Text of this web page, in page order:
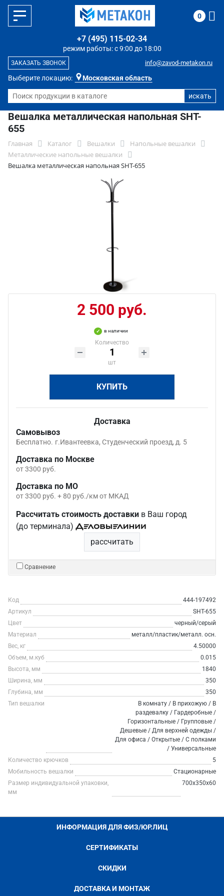
Выберите локацию: Московская область
режим работы: с 9:00 до 18:00
+7 (495) 115-02-34
info@zavod-metakon.ru
ЗАКАЗАТЬ ЗВОНОК
0
Вешалка металлическая напольная SHT-
655
Главная Каталог Вешалки
Напольные вешалки
Металлические напольные вешалки
Вешалка металлическая напольная SHT-655
2 500 руб.
в наличии
Количество
шт
КУПИТЬ
Доставка
Самовывоз
Бесплатно. г.Ивантеевка, Студенческий проезд, д. 5
Доставка по Москве
от 3300 руб.
Доставка по МО
от 3300 руб. + 80 руб./км от МКАД
Рассчитать стоимость доставки в Ваш город
(до терминала)
рассчитать
Сравнение
Код
444-197492
Артикул
SHT-655
Цвет
черный/серый
Материал
металл/пластик/металл. осн.
Вес, кг
4.50000
Объем, м.куб
0.015
Высота, мм
1840
Ширина, мм
350
Глубина, мм
350
Тип вешалки
В комнату / В прихожую / В
раздевалку / Гардеробные /
Горизонтальные / Групповые /
Дешевые / Для верхней одежды /
Для офиса / Открытые / С полками
/ Универсальные
Количество крючков
5
Мобильность вешалки
Стационарные
Размер индивидуальной упаковки,
мм
700x350x60
ИНФОРМАЦИЯ ДЛЯ ФИЗ/ЮР.ЛИЦ
СЕРТИФИКАТЫ
СКИДКИ
ДОСТАВКА И МОНТАЖ